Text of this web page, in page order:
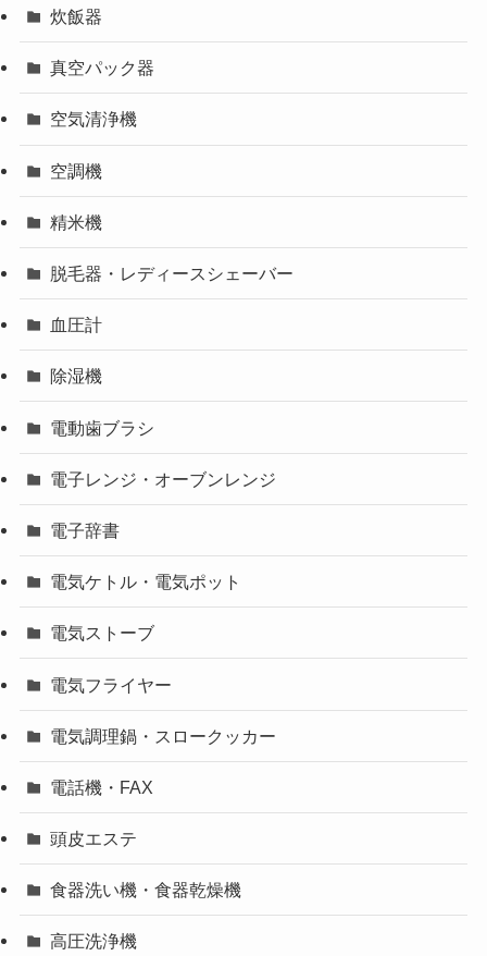
炊飯器
真空パック器
空気清浄機
空調機
精米機
脱毛器・レディースシェーバー
血圧計
除湿機
電動歯ブラシ
電子レンジ・オーブンレンジ
電子辞書
電気ケトル・電気ポット
電気ストーブ
電気フライヤー
電気調理鍋・スロークッカー
電話機・FAX
頭皮エステ
食器洗い機・食器乾燥機
高圧洗浄機